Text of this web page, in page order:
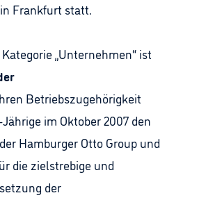
Frankfurt statt.
„Unternehmen“ ist
Betriebszugehörigkeit
im Oktober 2007 den
Hamburger Otto Group und
die zielstrebige und
der